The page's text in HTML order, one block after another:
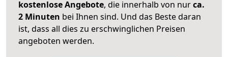
kostenlose Angebote, die innerhalb von nurca.
2 Minuten bei Ihnen sind. Und das Beste daran
ist, dass all dies zu erschwinglichen Preisen
angeboten werden.